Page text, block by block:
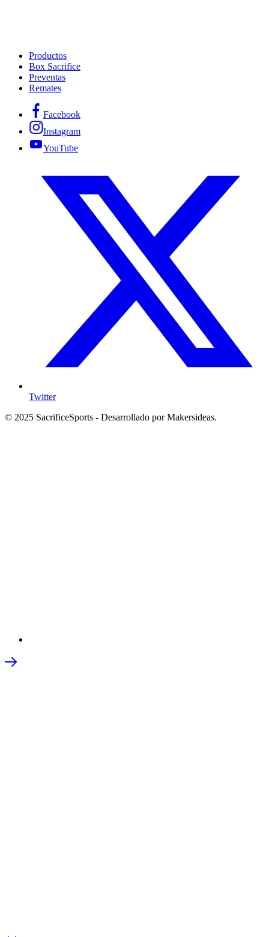
Productos
Box Sacrifice
Preventas
Remates
Facebook
Instagram
YouTube
Twitter
© 2025 SacrificeSports - Desarrollado por Makersideas.